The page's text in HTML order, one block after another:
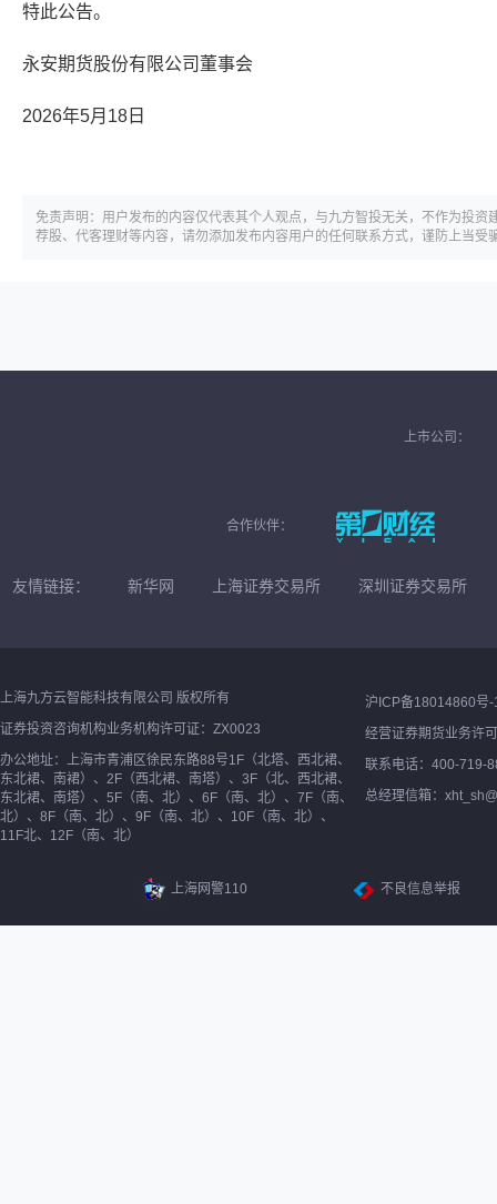
特此公告。
永安期货股份有限公司董事会
2026年5月18日
免责声明：用户发布的内容仅代表其个人观点，与九方智投无关，不作为投
荐股、代客理财等内容，请勿添加发布内容用户的任何联系方式，谨防上当受
上市公司：
合作伙伴：
友情链接： 新华网 上海证券交易所 深圳证券交易所
上海九方云智能科技有限公司 版权所有
证券投资咨询机构业务机构许可证：ZX0023
办公地址：上海市青浦区徐民东路88号1F（北塔、西北裙、
东北裙、南裙）、2F（西北裙、南塔）、3F（北、西北裙、
东北裙、南塔）、5F（南、北）、6F（南、北）、7F（南、
北）、8F（南、北）、9F（南、北）、10F（南、北）、
11F北、12F（南、北）
沪ICP备18014860号-
经营证券期货业务许
联系电话：400-719-
总经理信箱：
上海网警110 不良信息举报